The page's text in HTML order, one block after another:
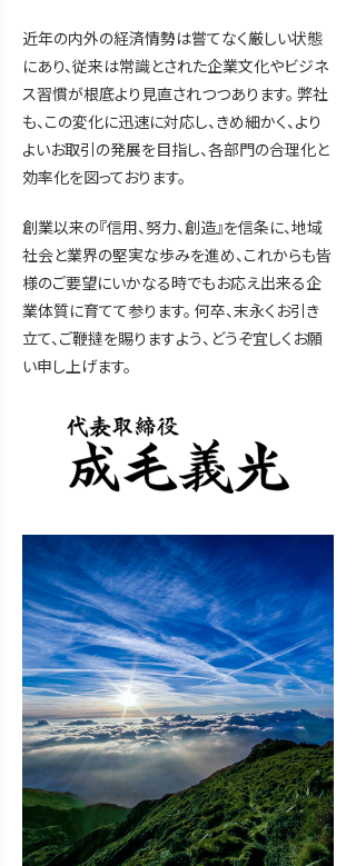
近年の内外の経済情勢は嘗てなく厳しい状態
にあり、従来は常識とされた企業文化やビジネ
ス習慣が根底より見直されつつあります。 弊社
も、この変化に迅速に対応し、きめ細かく、より
よいお取引の発展を目指し、各部門の合理化と
効率化を図っております。
創業以来の『信用、努力、創造』を信条に、地域
社会と業界の堅実な歩みを進め、これからも皆
様のご要望にいかなる時でもお応え出来る企
業体質に育てて参ります。 何卒、末永くお引き
立て、ご鞭撻を賜りますよう、どうぞ宜しくお願
い申し上げます。